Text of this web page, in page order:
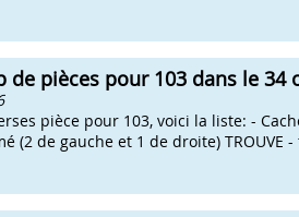
de pièces pour 103 dans le 34
pièce pour 103, voici la liste: -
(2 de gauche et 1 de droite) TROUVE